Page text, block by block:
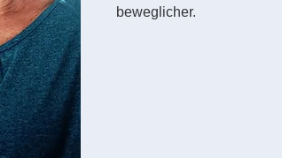
beweglicher.